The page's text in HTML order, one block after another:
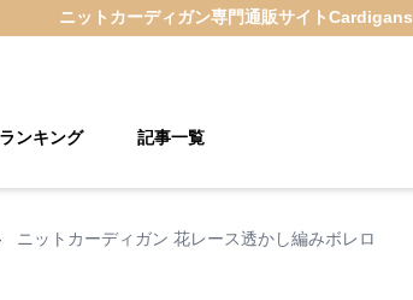
ニットカーディガン専門通販サイトCardigans
ンキング 記事一覧
ニットカーディガン 花レース透かし編みボレロ